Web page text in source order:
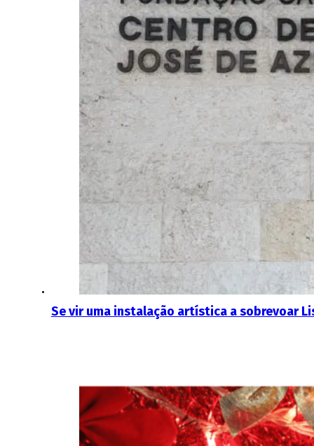
Se vir uma instalação artística a sobrevoar